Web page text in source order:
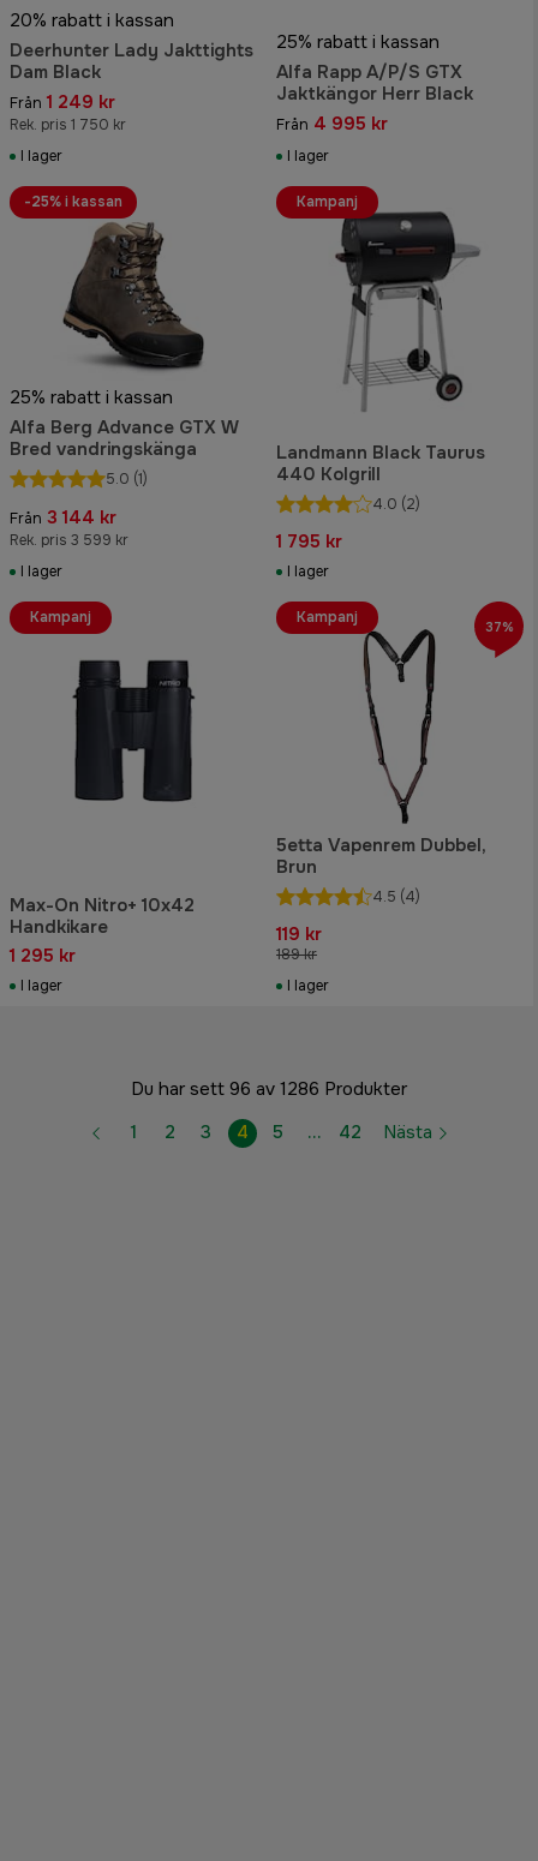
20% rabatt i kassan
Deerhunter Lady Jakttights
Dam Black
Från 1 249 kr
Rek. pris 1 750 kr
I lager
25% rabatt i kassan
Alfa Rapp A/P/S GTX
Jaktkängor Herr Black
Från 4 995 kr
I lager
25% rabatt i kassan
Alfa Berg Advance GTX W
Bred vandringskänga
5.0 (1)
Från 3 144 kr
Rek. pris 3 599 kr
I lager
-25% i kassan
Landmann Black Taurus
440 Kolgrill
4.0 (2)
1 795 kr
I lager
Kampanj
Max-On Nitro+ 10x42
Handkikare
1 295 kr
I lager
Kampanj
5etta Vapenrem Dubbel,
Brun
4.5 (4)
119 kr
189 kr
I lager
Kampanj 37%
Du har sett 96 av 1286 Produkter
1
2 3 4 5 … 42 Nästa